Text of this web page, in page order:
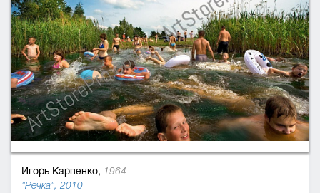
Игорь Карпенко, 1964
"Речка", 2010